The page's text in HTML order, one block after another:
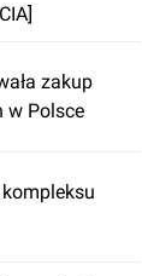
zakup
w Polsce